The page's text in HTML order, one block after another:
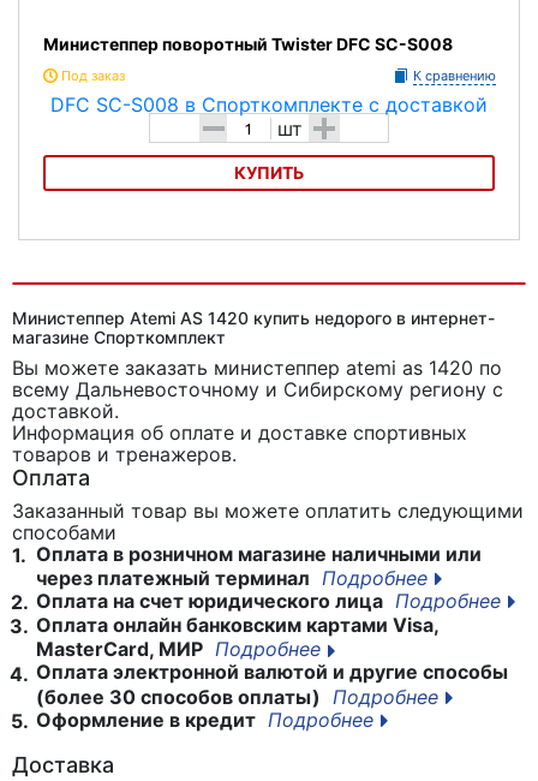
Министеппер поворотный Twister DFC SC-S008
Под заказ К сравнению
- шт +
КУПИТЬ
Министеппер Atemi AS 1420 купить недорого в интернет-
магазине Спорткомплект
Вы можете заказать министеппер atemi as 1420 по
всему Дальневосточному и Сибирскому региону с
доставкой.
Информация об оплате и доставке спортивных
товаров и тренажеров.
Оплата
Заказанный товар вы можете оплатить следующими
способами
1. Оплата в розничном магазине наличными или
через платежный терминал Подробнее
2. Оплата на счет юридического лица Подробнее
3. Оплата онлайн банковским картами Visa,
MasterCard, МИР Подробнее
4. Оплата электронной валютой и другие способы
(более 30 способов оплаты)
Подробнее
5. Оформление в кредит Подробнее
Доставка